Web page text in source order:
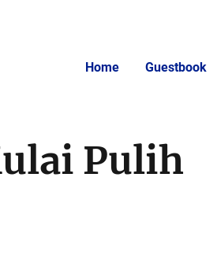
Home Guestbook
Pulih